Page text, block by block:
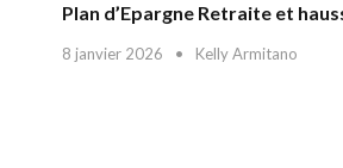
Plan d’Epargne Retraite et
8 janvier 2026 • Kelly Armitano